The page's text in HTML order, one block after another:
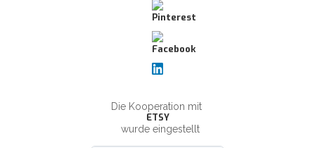
Die Kooperation mit
ETSY
wurde eingestellt